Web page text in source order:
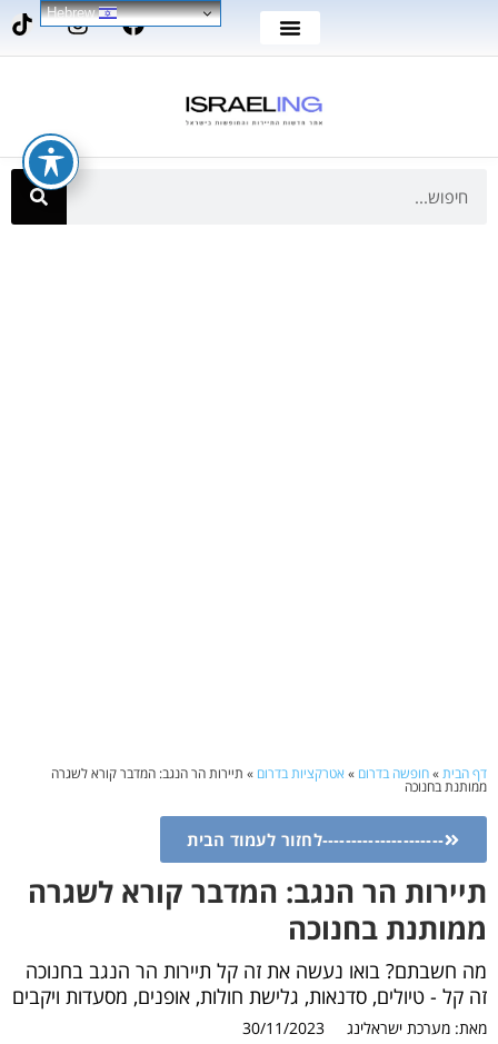
דף הבית»חופשה בדרום » אטרקציות בדרום » תיירות הר הנגב: המדבר קורא לשגרה
ממותנת בחנוכה
---------------------לחזור לעמוד הבית
תיירות הר הנגב: המדבר קורא לשגרה
ממותנת בחנוכה
מה חשבתם? בואו נעשה את זה קל תיירות הר הנגב בחנוכה
זה קל - טיולים, סדנאות, גלישת חולות, אופנים, מסעדות ויקבים
מאת: מערכת ישראלינג 30/11/2023
Hebrew